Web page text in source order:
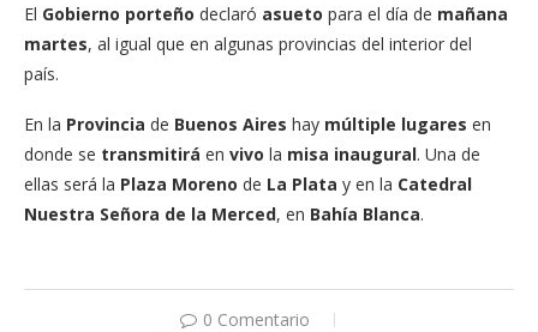
El Gobierno porteño declaró asueto para el día de mañana
martes, al igual que en algunas provincias del interior del
país.
En la Provincia de Buenos Aires hay múltiple lugares en
donde se transmitirá en vivo la misa inaugural. Una de
ellas será la Plaza Moreno de La Plata y en la Catedral
Nuestra Señora de la Merced, en Bahía Blanca.
0 Comentario